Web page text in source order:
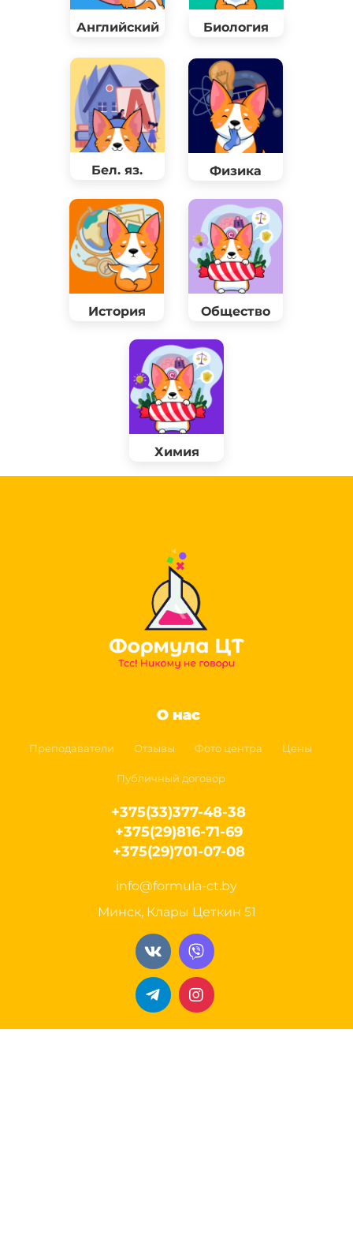
Английский Биология
Бел. яз. Физика
История Общество
Химия
О нас
Преподаватели Отзывы Фото центра Цены
Публичный договор
+375(33)377-48-38
+375(29)816-71-69
+375(29)701-07-08
info@formula-ct.by
Минск, Клары Цеткин 51